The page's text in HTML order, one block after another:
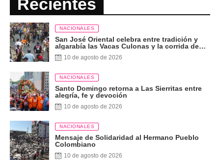
Recientes
NACIONALES
San José Oriental celebra entre tradición y
algarabía las Vacas Culonas y la corrida de
toros
10 de agosto de 2026
NACIONALES
Santo Domingo retorna a Las Sierritas entre
alegría, fe y devoción
10 de agosto de 2026
NACIONALES
Mensaje de Solidaridad al Hermano Pueblo
Colombiano
10 de agosto de 2026